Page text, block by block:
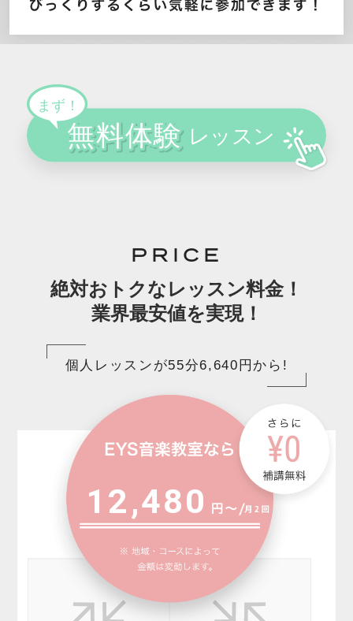
PRICE
絶対おトクなレッスン料金！
業界最安値を実現！
個人レッスンが55分6,640円から!
12,480